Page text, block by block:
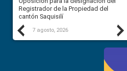
Previous
Registrador de la Propiedad del
cantón Saquisilí
7 agosto, 2026